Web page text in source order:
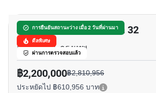
การยืนยันสถานะว่าง เมื่อ 2 วันที่ผ่านมา
ดีลพิเศษ
ผ่านการตรวจสอบแล้ว
เดอะ คิวบ์ พรีเมียม รัชดา 32
จันทรเกษม, กรุงเทพ
฿2,200,000฿2,810,956
ประหยัดไป ฿610,956 บาท